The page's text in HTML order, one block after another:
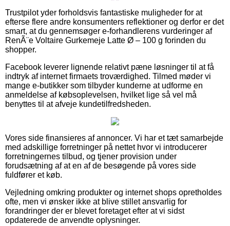
Trustpilot yder forholdsvis fantastiske muligheder for at
efterse flere andre konsumenters reflektioner og derfor er det
smart, at du gennemsøger e-forhandlerens vurderinger af
RenÃ¨e Voltaire Gurkemeje Latte Ø – 100 g forinden du
shopper.
Facebook leverer lignende relativt pæne løsninger til at få
indtryk af internet firmaets troværdighed. Tilmed møder vi
mange e-butikker som tilbyder kunderne at udforme en
anmeldelse af købsoplevelsen, hvilket lige så vel må
benyttes til at afveje kundetilfredsheden.
Vores side finansieres af annoncer. Vi har et tæt samarbejde
med adskillige forretninger på nettet hvor vi introducerer
forretningernes tilbud, og tjener provision under
forudsætning af at en af de besøgende på vores side
fuldfører et køb.
Vejledning omkring produkter og internet shops opretholdes
ofte, men vi ønsker ikke at blive stillet ansvarlig for
forandringer der er blevet foretaget efter at vi sidst
opdaterede de anvendte oplysninger.